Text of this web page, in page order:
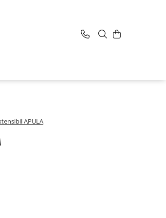
APULA